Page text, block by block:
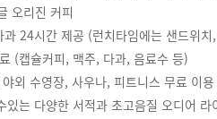
오리진 커피
24시간 제공 (런치타임에는 샌드위
(캡슐커피, 맥주, 다과, 음료수 등)
외 수영장, 사우나, 피트니스 무료 이
는 다양한 서적과 초고음질 오디어 라